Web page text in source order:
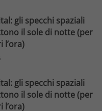
gli specchi spaziali
il sole di notte (per
l’ora)
gli specchi spaziali
il sole di notte (per
l’ora)